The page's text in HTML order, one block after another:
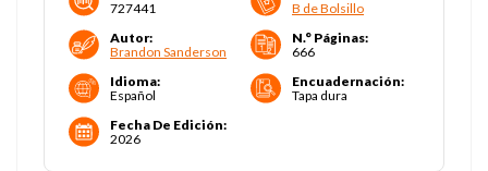
727441
B de Bolsillo
Autor:
Brandon Sanderson
N.° Páginas:
666
Idioma:
Español
Encuadernación:
Tapa dura
Fecha De Edición:
2026